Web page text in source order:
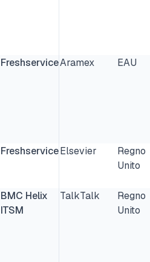
FreshserviceAramex EAU
FreshserviceElsevier
Regno
Unito
BMC Helix
ITSM
TalkTalk
Regno
Unito